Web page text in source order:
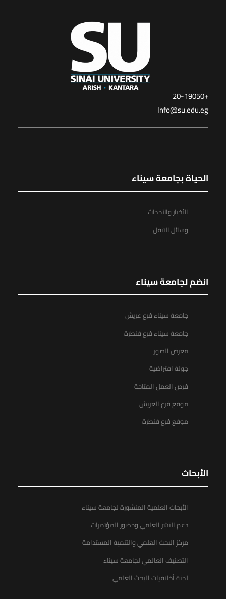
+20-19050
Info@su.edu.eg
الحياة بجامعة سيناء
الأخبار والأحداث
وسائل التنقل
انضم لجامعة سيناء
جامعة سيناء فرع عريش
جامعة سيناء فرع قنطرة
معرض الصور
جولة افتراضية
فرص العمل المتاحة
موقع فرع العريش
موقع فرع قنطرة
الأبحاث
الأبحاث العلمية المنشورة لجامعة سيناء
دعم النشر العلمي وحضور المؤتمرات
مركز البحث العلمي والتنمية المستدامة
التصنيف العالمي لجامعة سيناء
لجنة أخلاقيات البحث العلمي